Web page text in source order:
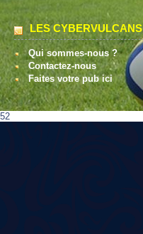
LES CYBERVULCANS
Qui sommes-nous ?
Contactez-nous
Faites votre pub ici
52